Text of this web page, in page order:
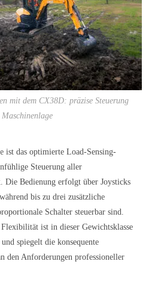
mit dem CX38D: präzise Steuerung
ist das optimierte Load-Sensing-
Steuerung aller
Die Bedienung erfolgt über Joysticks
bis zu drei zusätzliche
Schalter steuerbar sind.
ist in dieser Gewichtsklasse
spiegelt die konsequente
den Anforderungen professioneller